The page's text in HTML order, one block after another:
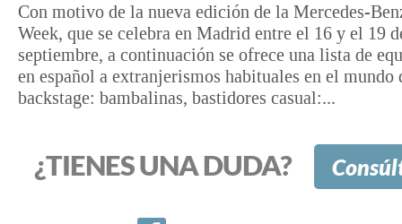
Con motivo de la nueva edición de la Mercedes-
Week, que se celebra en Madrid entre el 16 y el 19
septiembre, a continuación se ofrece una lista de
en español a extranjerismos habituales en el mundo
backstage: bambalinas, bastidores casual:...
¿TIENES UNA DUDA?